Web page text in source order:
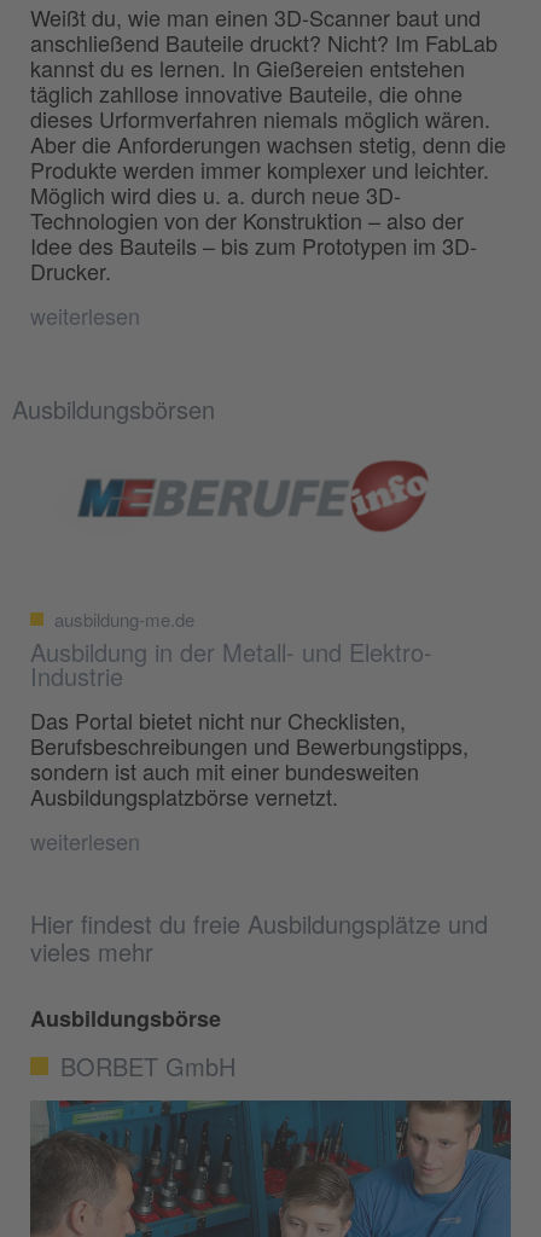
Hier findest du freie Ausbildungsplätze und
vieles mehr
Ausbildungsbörse
BORBET GmbH
Weißt du, wie man einen 3D-Scanner baut und
anschließend Bauteile druckt? Nicht? Im FabLab
kannst du es lernen. In Gießereien entstehen
täglich zahllose innovative Bauteile, die ohne
dieses Urformverfahren niemals möglich wären.
Aber die Anforderungen wachsen stetig, denn die
Produkte werden immer komplexer und leichter.
Möglich wird dies u. a. durch neue 3D-
Technologien von der Konstruktion – also der
Idee des Bauteils – bis zum Prototypen im 3D-
Drucker.
weiterlesen
Ausbildungsbörsen
ausbildung-me.de
Ausbildung in der Metall- und Elektro-
Industrie
Das Portal bietet nicht nur Checklisten,
Berufsbeschreibungen und Bewerbungstipps,
sondern ist auch mit einer bundesweiten
Ausbildungsplatzbörse vernetzt.
weiterlesen